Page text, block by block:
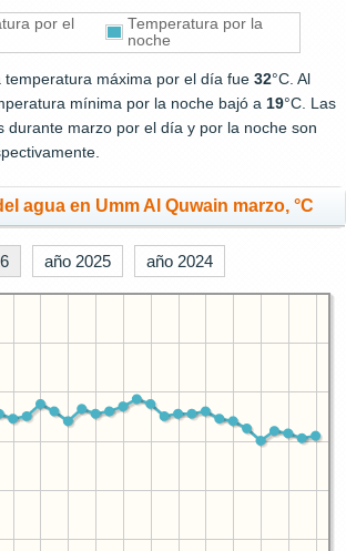
por el
Temperatura por la
noche
temperatura máxima por el día fue 32°C. Al
mínima por la noche bajó a 19°C. Las
durante marzo por el día y por la noche son
agua en Umm Al Quwain marzo, °C
año 2025 año 2024